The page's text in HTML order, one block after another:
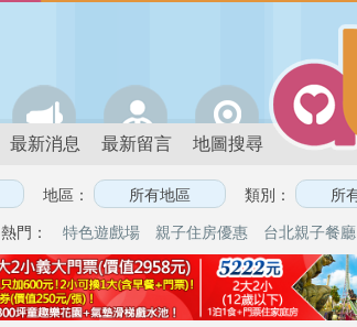
最新消息 最新留言 地圖搜尋
地區： 類別：
熱門： 特色遊戲場 親子住房優惠 台北親子餐廳